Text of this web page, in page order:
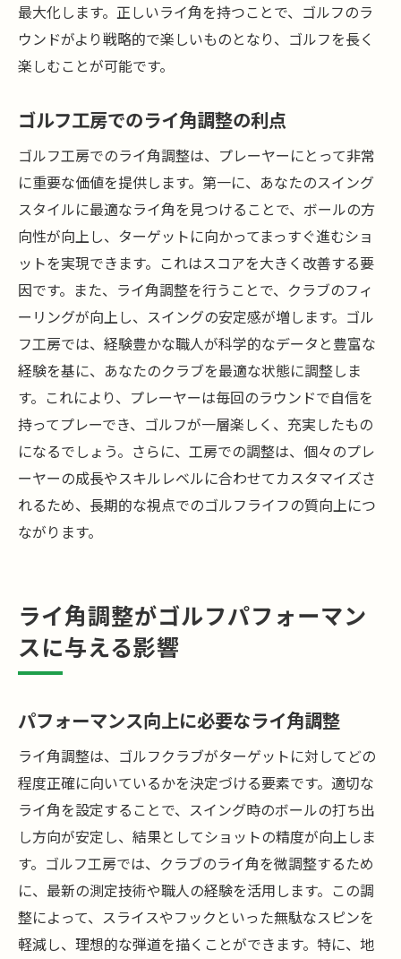
最大化します。正しいライ角を持つことで、ゴルフのラ
ウンドがより戦略的で楽しいものとなり、ゴルフを長く
楽しむことが可能です。
ゴルフ工房でのライ角調整の利点
ゴルフ工房でのライ角調整は、プレーヤーにとって非常
に重要な価値を提供します。第一に、あなたのスイング
スタイルに最適なライ角を見つけることで、ボールの方
向性が向上し、ターゲットに向かってまっすぐ進むショ
ットを実現できます。これはスコアを大きく改善する要
因です。また、ライ角調整を行うことで、クラブのフィ
ーリングが向上し、スイングの安定感が増します。ゴル
フ工房では、経験豊かな職人が科学的なデータと豊富な
経験を基に、あなたのクラブを最適な状態に調整しま
す。これにより、プレーヤーは毎回のラウンドで自信を
持ってプレーでき、ゴルフが一層楽しく、充実したもの
になるでしょう。さらに、工房での調整は、個々のプレ
ーヤーの成長やスキルレベルに合わせてカスタマイズさ
れるため、長期的な視点でのゴルフライフの質向上につ
ながります。
ライ角調整がゴルフパフォーマン
スに与える影響
パフォーマンス向上に必要なライ角調整
ライ角調整は、ゴルフクラブがターゲットに対してどの
程度正確に向いているかを決定づける要素です。適切な
ライ角を設定することで、スイング時のボールの打ち出
し方向が安定し、結果としてショットの精度が向上しま
す。ゴルフ工房では、クラブのライ角を微調整するため
に、最新の測定技術や職人の経験を活用します。この調
整によって、スライスやフックといった無駄なスピンを
軽減し、理想的な弾道を描くことができます。特に、地